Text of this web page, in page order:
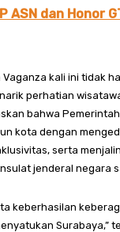
ASN dan Honor
kali ini tidak
perhatian
bahwa
kota dengan
serta
jenderal negara
keberhasilan
Surabaya,”